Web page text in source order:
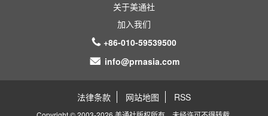
关于美通社
加入我们
+86-010-59539500
info@prnasia.com
法律条款 网站地图 RSS